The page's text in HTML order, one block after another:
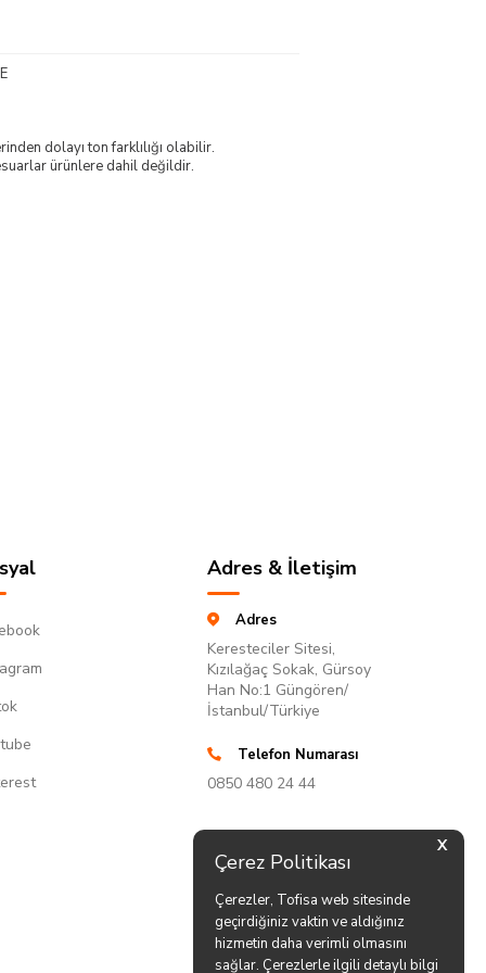
X
Çerez Politikası
Çerezler, Tofisa web sitesinde
geçirdiğiniz vaktin ve aldığınız
hizmetin daha verimli olmasını
sağlar. Çerezlerle ilgili detaylı bilgi
dolayı ton farklılığı olabilir.
ürünlere dahil değildir.
Adres & İletişim
Adres
Keresteciler Sitesi,
Kızılağaç Sokak, Gürsoy
Han No:1 Güngören/
İstanbul/Türkiye
Telefon Numarası
0850 480 24 44